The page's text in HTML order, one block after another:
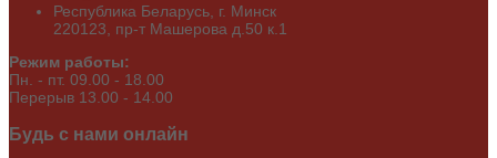
Республика Беларусь, г. Минск
220123, пр-т Машерова д.50 к.1
Режим работы:
Пн. - пт. 09.00 - 18.00
Перерыв 13.00 - 14.00
Будь с нами онлайн